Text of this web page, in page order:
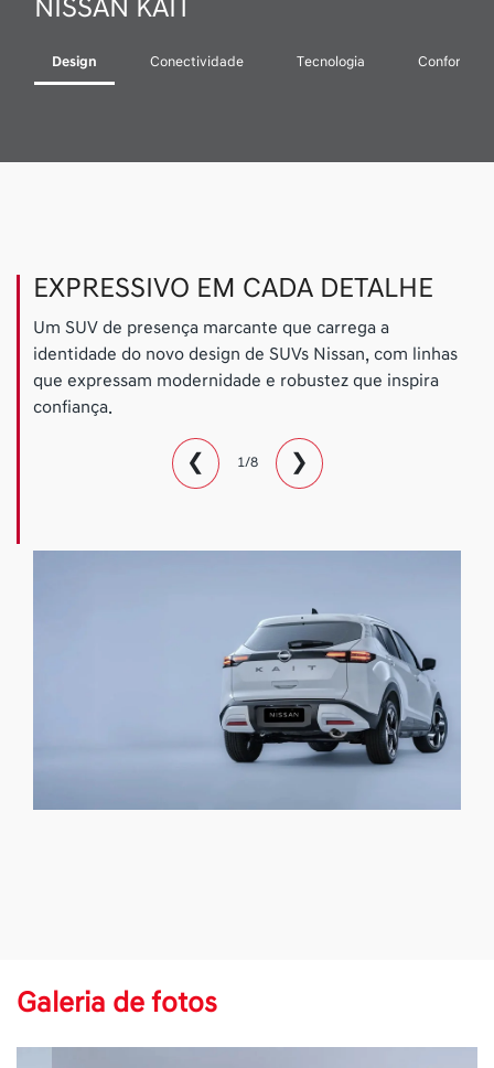
NISSAN KAIT
Design Conectividade Tecnologia Conforto
EXPRESSIVO EM CADA DETALHE
Um SUV de presença marcante que carrega a
identidade do novo design de SUVs Nissan, com linhas
que expressam modernidade e robustez que inspira
confiança.
❮ 1/8 ❯
Galeria de fotos